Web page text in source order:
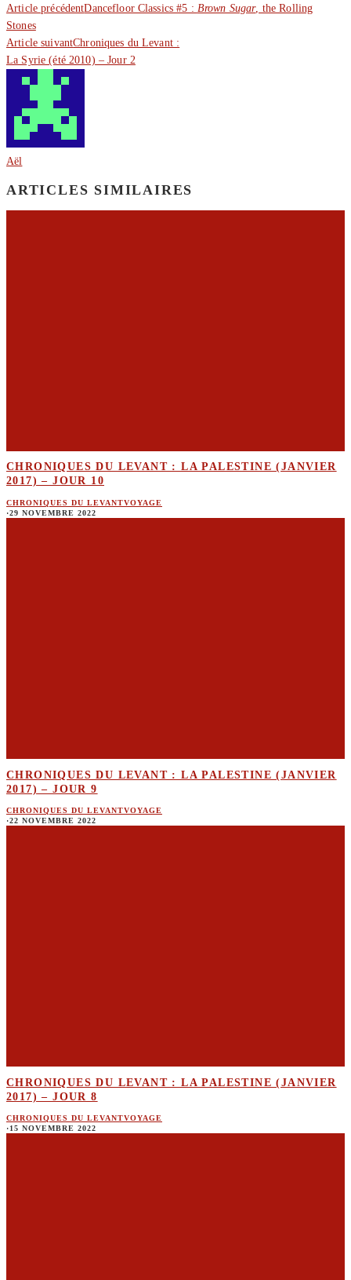
Article précédentDancefloor Classics #5 : Brown Sugar, the Rolling
Stones
Article suivantChroniques du Levant :
La Syrie (été 2010) – Jour 2
Aël
ARTICLES SIMILAIRES
CHRONIQUES DU LEVANT : LA PALESTINE (JANVIER
2017) – JOUR 10
CHRONIQUES DU LEVANTVOYAGE
·29 NOVEMBRE 2022
CHRONIQUES DU LEVANT : LA PALESTINE (JANVIER
2017) – JOUR 9
CHRONIQUES DU LEVANTVOYAGE
·22 NOVEMBRE 2022
CHRONIQUES DU LEVANT : LA PALESTINE (JANVIER
2017) – JOUR 8
CHRONIQUES DU LEVANTVOYAGE
·15 NOVEMBRE 2022